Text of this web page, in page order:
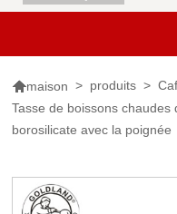
maison > produits >
Tasse de boissons
borosilicate avec la poignée